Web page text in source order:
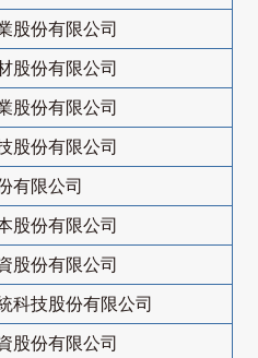
股份有限公司
股份有限公司
股份有限公司
股份有限公司
有限公司
股份有限公司
股份有限公司
科技股份有限公司
股份有限公司